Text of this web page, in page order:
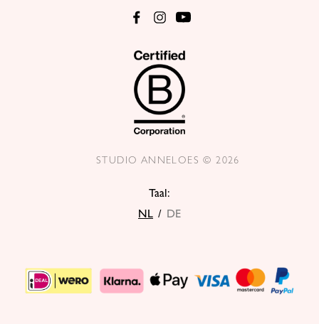
Taal:
NL / DE
STUDIO ANNELOES © 2026